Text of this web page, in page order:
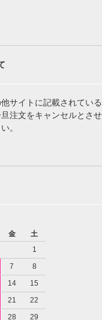
サイトに記載されている
注文をキャンセルとさせ
。
金
土
1
7
8
14
15
21
22
28
29